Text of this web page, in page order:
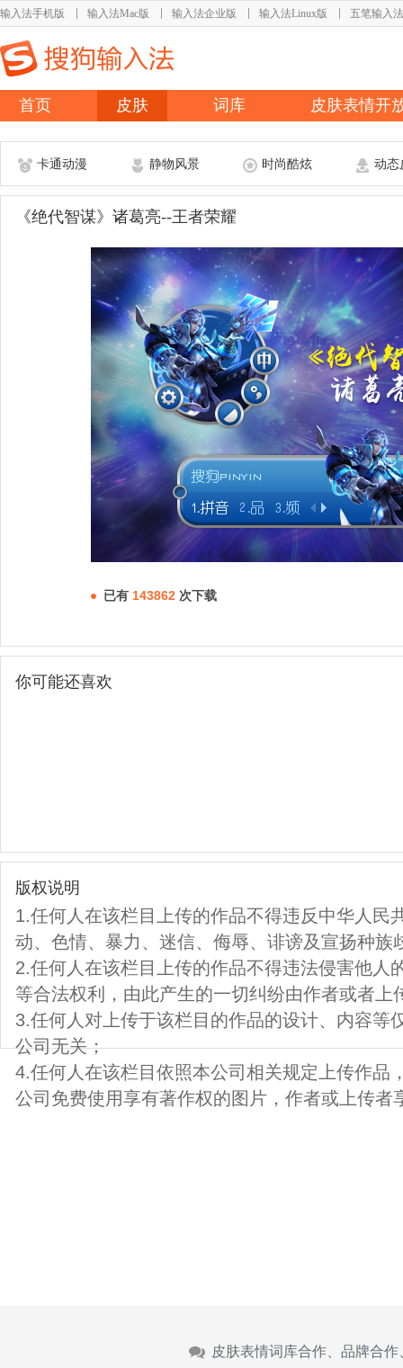
输入法手机版 输入法Mac版 输入法企业版 输入法Linux版 五笔输入法
首页 皮肤 词库 皮肤表情开
卡通动漫 静物风景 时尚酷炫 动态
《绝代智谋》诸葛亮--王者荣耀
已有 143862 次下载
你可能还喜欢
版权说明
1.任何人在该栏目上传的作品不得违反中华人民
动、色情、暴力、迷信、侮辱、诽谤及宣扬种族
2.任何人在该栏目上传的作品不得违法侵害他人
等合法权利，由此产生的一切纠纷由作者或者上
3.任何人对上传于该栏目的作品的设计、内容等
公司无关；
4.任何人在该栏目依照本公司相关规定上传作品
公司免费使用享有著作权的图片，作者或上传者
皮肤表情词库合作、品牌合